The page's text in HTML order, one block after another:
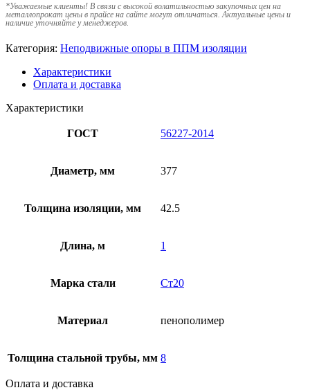
*Уважаемые клиенты! В связи с высокой волатильностью закупочных цен на
металлопрокат цены в прайсе на сайте могут отличаться. Актуальные цены и
наличие уточняйте у менеджеров.
Категория: Неподвижные опоры в ППМ изоляции
Характеристики
Оплата и доставка
Характеристики
ГОСТ 56227-2014
Диаметр, мм 377
Толщина изоляции, мм 42.5
Длина, м 1
Марка стали Ст20
Материал пенополимер
Толщина стальной трубы, мм 8
Оплата и доставка